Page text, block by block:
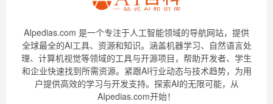
AIpedias.com 是一个专注于人工智能领域的导航网站，提供
全球最全的AI工具、资源和知识。涵盖机器学习、自然语言处
理、计算机视觉等领域的工具与开源项目，帮助开发者、学生
和企业快速找到所需资源。紧跟AI行业动态与技术趋势，为用
户提供高效的学习与开发支持。探索AI的无限可能，从
AIpedias.com开始！